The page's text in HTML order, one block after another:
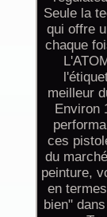
Seule la
qui offre
chaque
meilleur
Environ
ces
du
peinture,
en
bien"